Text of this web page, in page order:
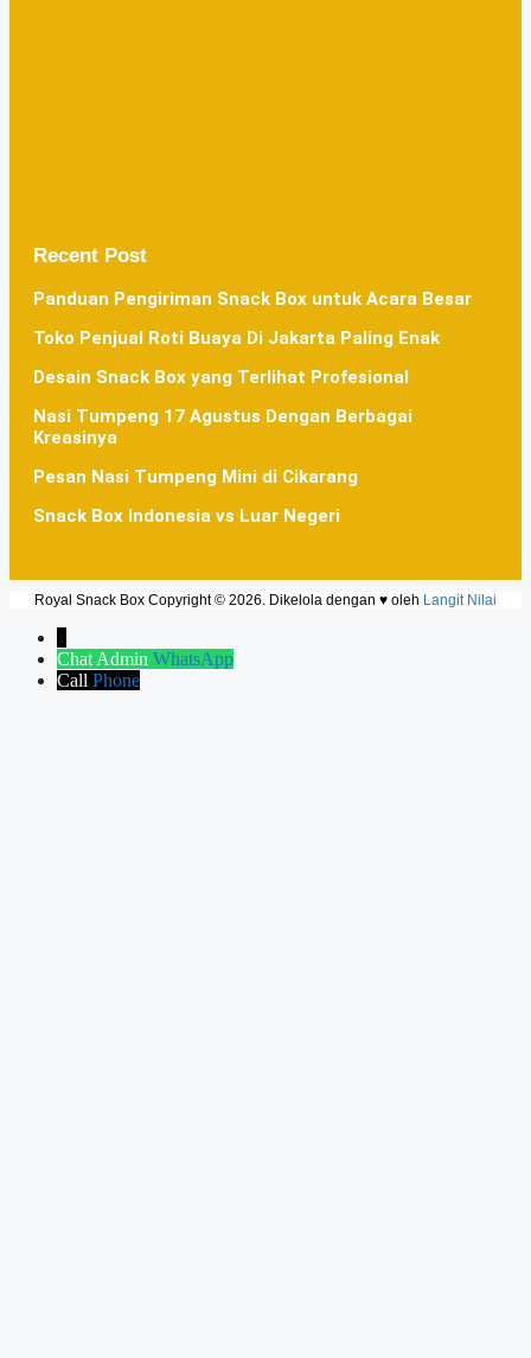
Recent Post
Panduan Pengiriman Snack Box untuk Acara Besar
Toko Penjual Roti Buaya Di Jakarta Paling Enak
Desain Snack Box yang Terlihat Profesional
Nasi Tumpeng 17 Agustus Dengan Berbagai
Kreasinya
Pesan Nasi Tumpeng Mini di Cikarang
Snack Box Indonesia vs Luar Negeri
Royal Snack Box Copyright © 2026. Dikelola dengan ♥ oleh Langit Nilai
↓
Chat Admin WhatsApp
Call Phone